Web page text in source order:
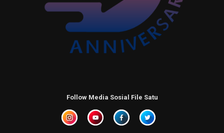
Follow Media Sosial File Satu